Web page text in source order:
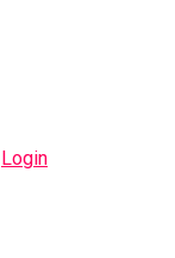
Login